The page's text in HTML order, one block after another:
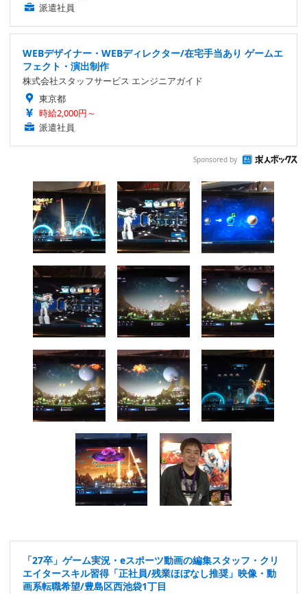
派遣社員
WEBデザイナー・WEBディレクター/在宅手当あり ゲームエ
フェクト・演出制作
株式会社スタッフサービス エンジニアガイド
東京都
時給2,000円～
派遣社員
Sponsored by
「27卒」ゲーム実況・eスポーツ動画の編集スタッフ・クリ
エイタースキル習得「正社員/残業ほぼなし推奨」映像・動
画系転職希望/豊島区西池袋1丁目